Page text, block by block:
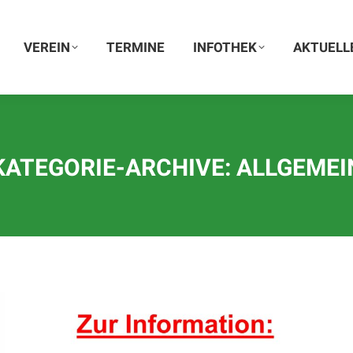
VEREIN TERMINE INFOTHEK
ARCHIVE:
VEREIN TERMINE INFOTHEK